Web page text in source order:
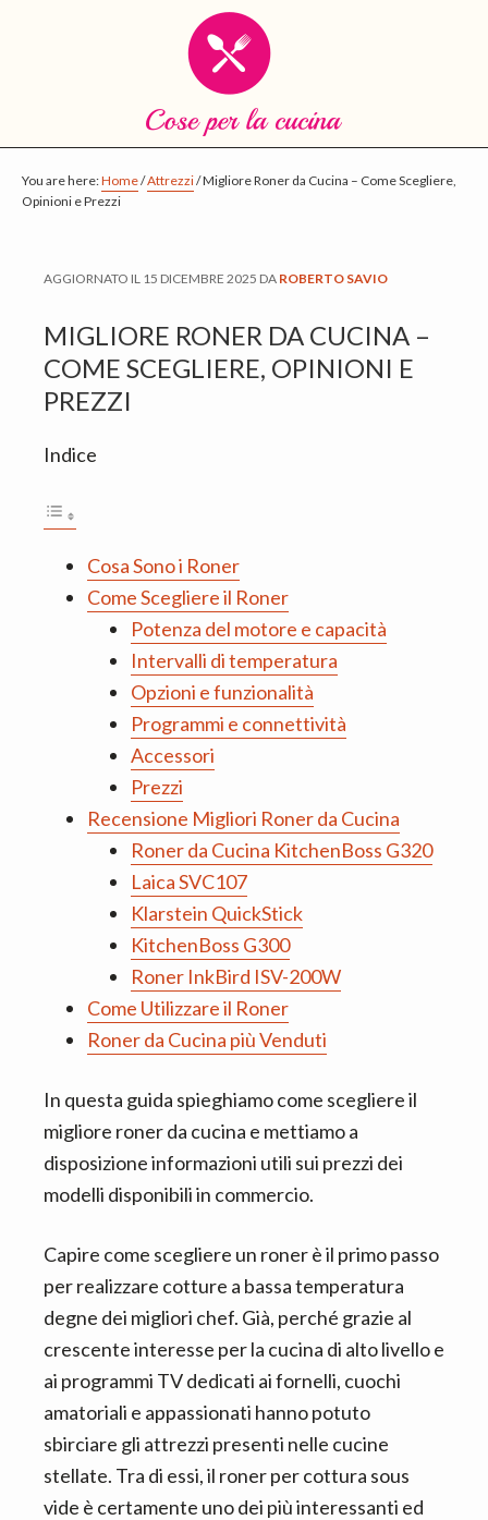
t
o
m
c
o
n
e
t
t
o
p
a
r
y
i
e
t
o
f
e
r
You are here:Home/Attrezzi/Migliore Roner da Cucina – Come Scegliere,
Opinioni e Prezzi
AGGIORNATO IL 15 DICEMBRE 2025 DA ROBERTO SAVIO
MIGLIORE RONER DA CUCINA –
COME SCEGLIERE, OPINIONI E
PREZZI
Indice
Cosa Sono i Roner
Come Scegliere il Roner
Potenza del motore e capacità
Intervalli di temperatura
Opzioni e funzionalità
Programmi e connettività
Accessori
Prezzi
Recensione Migliori Roner da Cucina
Roner da Cucina KitchenBoss G320
Laica SVC107
Klarstein QuickStick
KitchenBoss G300
Roner InkBird ISV-200W
Come Utilizzare il Roner
Roner da Cucina più Venduti
In questa guida spieghiamo come scegliere il
migliore roner da cucina e mettiamo a
disposizione informazioni utili sui prezzi dei
modelli disponibili in commercio.
Capire come scegliere un roner è il primo passo
per realizzare cotture a bassa temperatura
degne dei migliori chef. Già, perché grazie al
crescente interesse per la cucina di alto livello e
ai programmi TV dedicati ai fornelli, cuochi
amatoriali e appassionati hanno potuto
sbirciare gli attrezzi presenti nelle cucine
stellate. Tra di essi, il roner per cottura sous
vide è certamente uno dei più interessanti ed